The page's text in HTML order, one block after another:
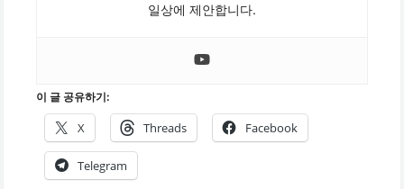
일상에 제안합니다.
이 글 공유하기:
X Threads Facebook
Telegram